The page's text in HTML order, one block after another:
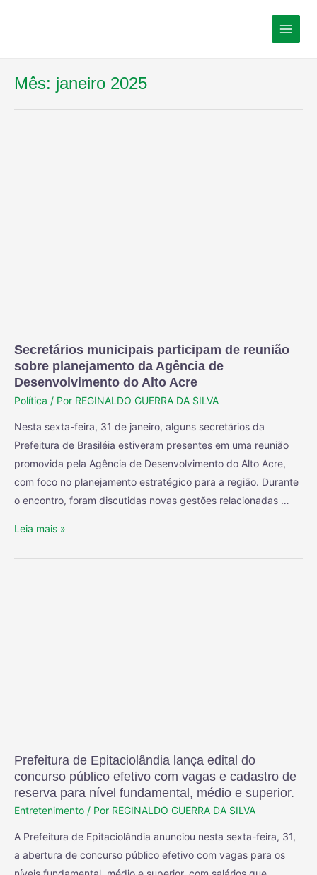
Mês: janeiro 2025
Secretários municipais participam de reunião
sobre planejamento da Agência de
Desenvolvimento do Alto Acre
Política / Por REGINALDO GUERRA DA SILVA
Nesta sexta-feira, 31 de janeiro, alguns secretários da
Prefeitura de Brasiléia estiveram presentes em uma reunião
promovida pela Agência de Desenvolvimento do Alto Acre,
com foco no planejamento estratégico para a região. Durante
o encontro, foram discutidas novas gestões relacionadas …
Leia mais »
Prefeitura de Epitaciolândia lança edital do
concurso público efetivo com vagas e cadastro de
reserva para nível fundamental, médio e superior.
Entretenimento / Por REGINALDO GUERRA DA SILVA
A Prefeitura de Epitaciolândia anunciou nesta sexta-feira, 31,
a abertura de concurso público efetivo com vagas para os